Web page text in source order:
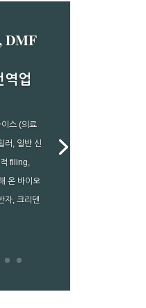
DMF
업
스 (의료
러, 일반 신
filing,
온 바이오
자, 크리덴